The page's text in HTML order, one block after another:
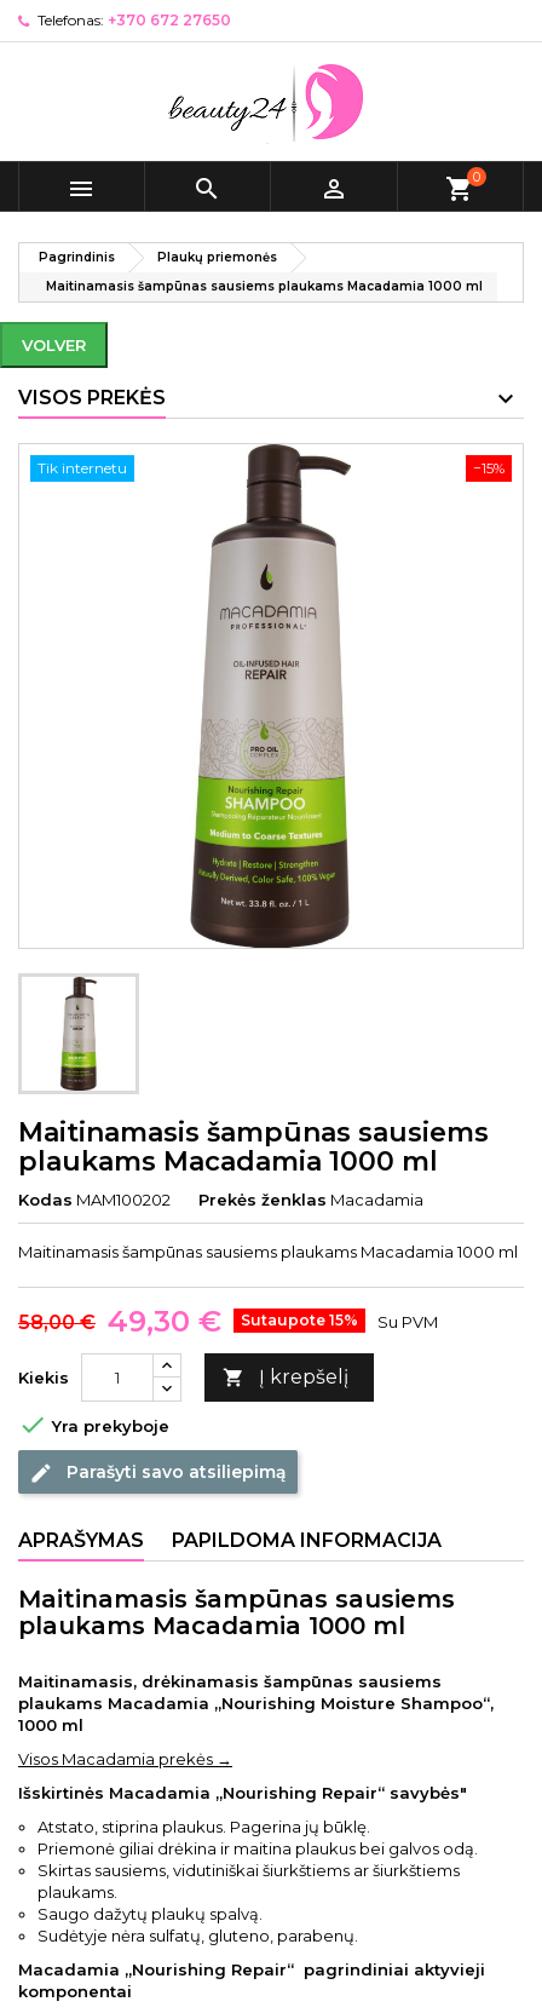
Telefonas: +370 672 27650
   shopping_cart0
Pagrindinis
Plaukų priemonės
Maitinamasis šampūnas sausiems plaukams Macadamia 1000 ml
VOLVER
VISOS PREKĖS
−15%
Tik internetu
Maitinamasis šampūnas sausiems
plaukams Macadamia 1000 ml
Kodas MAM100202 Prekės ženklas Macadamia
Maitinamasis šampūnas sausiems plaukams Macadamia 1000 ml
58,00 € 49,30 € Sutaupote 15% Su PVM
Kiekis  Į krepšelį
 Yra prekyboje
edit Parašyti savo atsiliepimą
APRAŠYMAS PAPILDOMA INFORMACIJA
Maitinamasis šampūnas sausiems
plaukams Macadamia 1000 ml
Maitinamasis, drėkinamasis šampūnas sausiems
plaukams Macadamia „Nourishing Moisture Shampoo“,
1000 ml
Visos Macadamia prekės →
Išskirtinės Macadamia „Nourishing Repair“ savybės"
Atstato, stiprina plaukus. Pagerina jų būklę.
Priemonė giliai drėkina ir maitina plaukus bei galvos odą.
Skirtas sausiems, vidutiniškai šiurkštiems ar šiurkštiems
plaukams.
Saugo dažytų plaukų spalvą.
Sudėtyje nėra sulfatų, gluteno, parabenų.
Macadamia „Nourishing Repair“ pagrindiniai aktyvieji
komponentai